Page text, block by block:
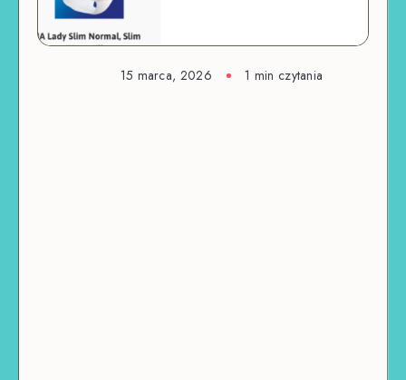
15 marca, 2026 1 min czytania